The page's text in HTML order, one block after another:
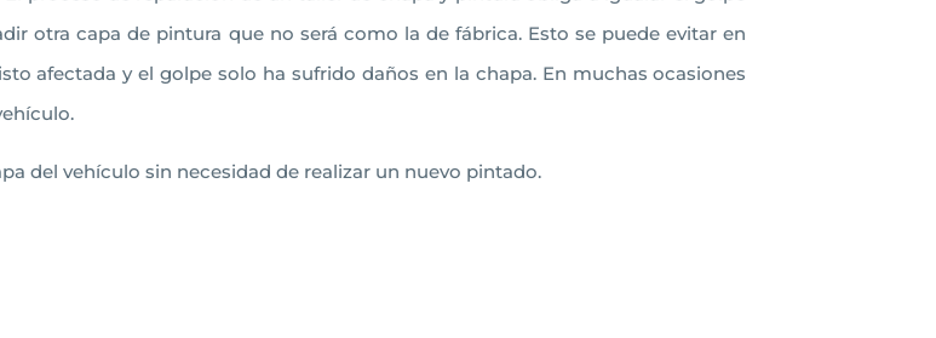
otra capa de pintura que no será como la de fábrica. Esto se puede evitar en
afectada y el golpe solo ha sufrido daños en la chapa. En muchas ocasiones
del vehículo sin necesidad de realizar un nuevo pintado.